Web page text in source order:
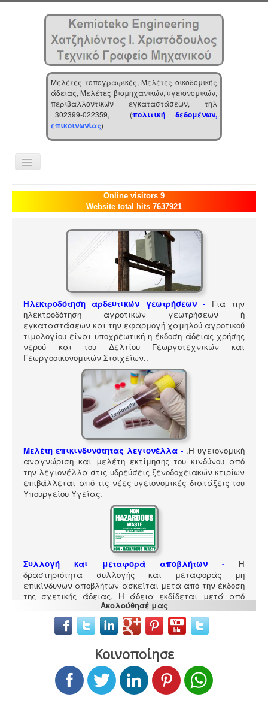
Μελέτες τοπογραφικές, Μελέτες οικοδομικής
άδειας, Μελέτες βιομηχανικών, υγειονομικών,
περιβαλλοντικών εγκαταστάσεων, τηλ
+302399-022359, (πολιτική δεδομένων,
επικοινωνίας)
Toggle
Navigation
Αρχική
Επιχείρηση
Online visitors 9
Website total hits 7637921
Ηλεκτροδότηση αρδευτικών γεωτρήσεων -
Για την
ηλεκτροδότηση αγροτικών γεωτρήσεων ή
εγκαταστάσεων και την εφαρμογή χαμηλού αγροτικού
τιμολογίου είναι υποχρεωτική η έκδοση άδειας χρήσης
νερού και του Δελτίου Γεωργοτεχνικών και
Γεωργοοικονομικών Στοιχείων..
Μελέτη επικινδυνότητας λεγιονέλλα - .Η υγειονομική
αναγνώριση και μελέτη εκτίμησης του κινδύνου από
την λεγιονέλλα στις υδρεύσεις ξενοδοχειακών κτιρίων
επιβάλλεται από τις νέες υγειονομικές διατάξεις του
Υπουργείου Υγείας.
Συλλογή και μεταφορά αποβλήτων -
Η
δραστηριότητα συλλογής και μεταφοράς μη
επικίνδυνων αποβλήτων ασκείται μετά από την έκδοση
της σχετικής άδειας. Η άδεια εκδίδεται μετά από
την έγκριση της σχετικής περιβαλλοντικής μελέτης
οργάνωσης του δικτύου συλλογής και μεταφοράς.
Τεχνικός ασφαλείας στην εργασία -
Όλες οι
Ακολούθησέ μας
Κοινοποίησε